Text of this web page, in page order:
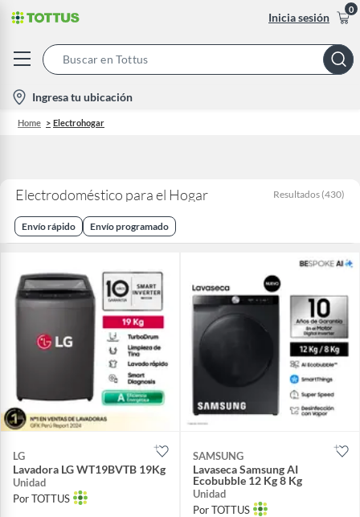
Inicia sesión
0
Bar
location-
icon
Ingresa tu ubicación
Home Electrohogar
Electrodoméstico para el Hogar Resultados (430)
Envío rápido Envío programado
LG
Lavadora LG WT19BVTB 19Kg
Unidad
Por TOTTUS
SAMSUNG
Lavaseca Samsung AI
Ecobubble 12 Kg 8 Kg
Unidad
Por TOTTUS